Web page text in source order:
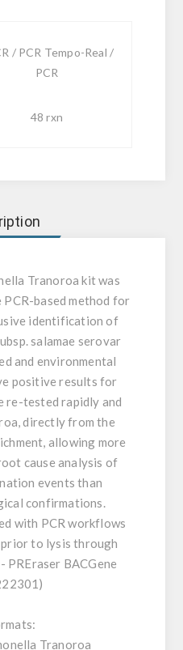
/ PCR Tempo-Real /
PCR
48 rxn
Tranoroa kit was
based method for
identification of
salamae serovar
and environmental
positive results for
re-tested rapidly and
directly from the
allowing more
cause analysis of
events than
confirmations.
with PCR workflows
to lysis through
PREraser BACGene
Tranoroa